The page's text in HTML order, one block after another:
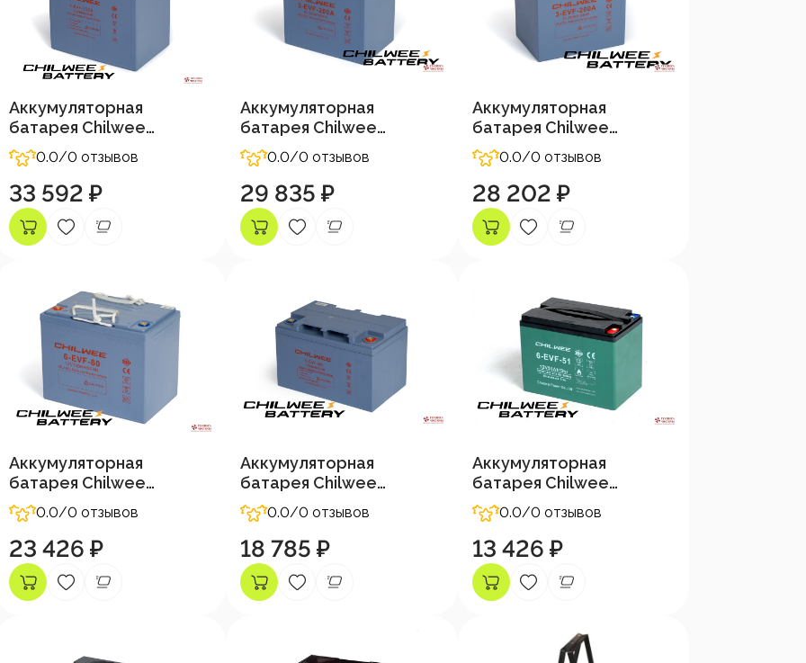
Аккумуляторная
батарея Chilwee
8В-160А/Ч (С5)
0.0/0 отзывов
33 592 ₽
Аккумуляторная
батарея Chilwee
6В-226А/Ч (С5)
0.0/0 отзывов
29 835 ₽
Аккумуляторная
батарея Chilwee
6В-200А/Ч (С5)
0.0/0 отзывов
28 202 ₽
Аккумуляторная
батарея Chilwee
12В-90А/Ч (С5)
0.0/0 отзывов
23 426 ₽
Аккумуляторная
батарея Chilwee
12В-66А/Ч (С5)
0.0/0 отзывов
18 785 ₽
Аккумуляторная
батарея Chilwee
12В-54А/Ч (С5)
0.0/0 отзывов
13 426 ₽